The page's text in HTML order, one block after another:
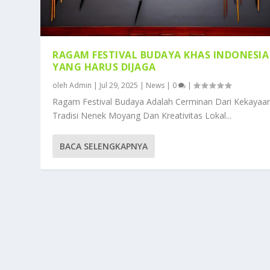
RAGAM FESTIVAL BUDAYA KHAS INDONESIA
YANG HARUS DIJAGA
olehAdmin | Jul 29, 2025 | News | 0 |
Ragam Festival Budaya Adalah Cerminan Dari
Tradisi Nenek Moyang Dan Kreativitas Lokal...
BACA SELENGKAPNYA